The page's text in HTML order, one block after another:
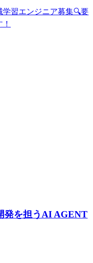
習エンジニア募集🔍要
発を担うAI AGENT